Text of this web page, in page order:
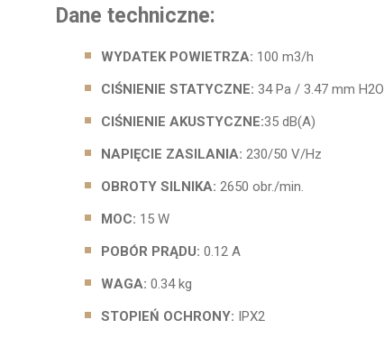
Dane techniczne:
WYDATEK POWIETRZA: 100 m3/h
CIŚNIENIE STATYCZNE: 34 Pa / 3.47 mm H2O
CIŚNIENIE AKUSTYCZNE:35 dB(A)
NAPIĘCIE ZASILANIA: 230/50 V/Hz
OBROTY SILNIKA: 2650 obr./min.
MOC: 15 W
POBÓR PRĄDU: 0.12 A
WAGA: 0.34 kg
STOPIEŃ OCHRONY: IPX2